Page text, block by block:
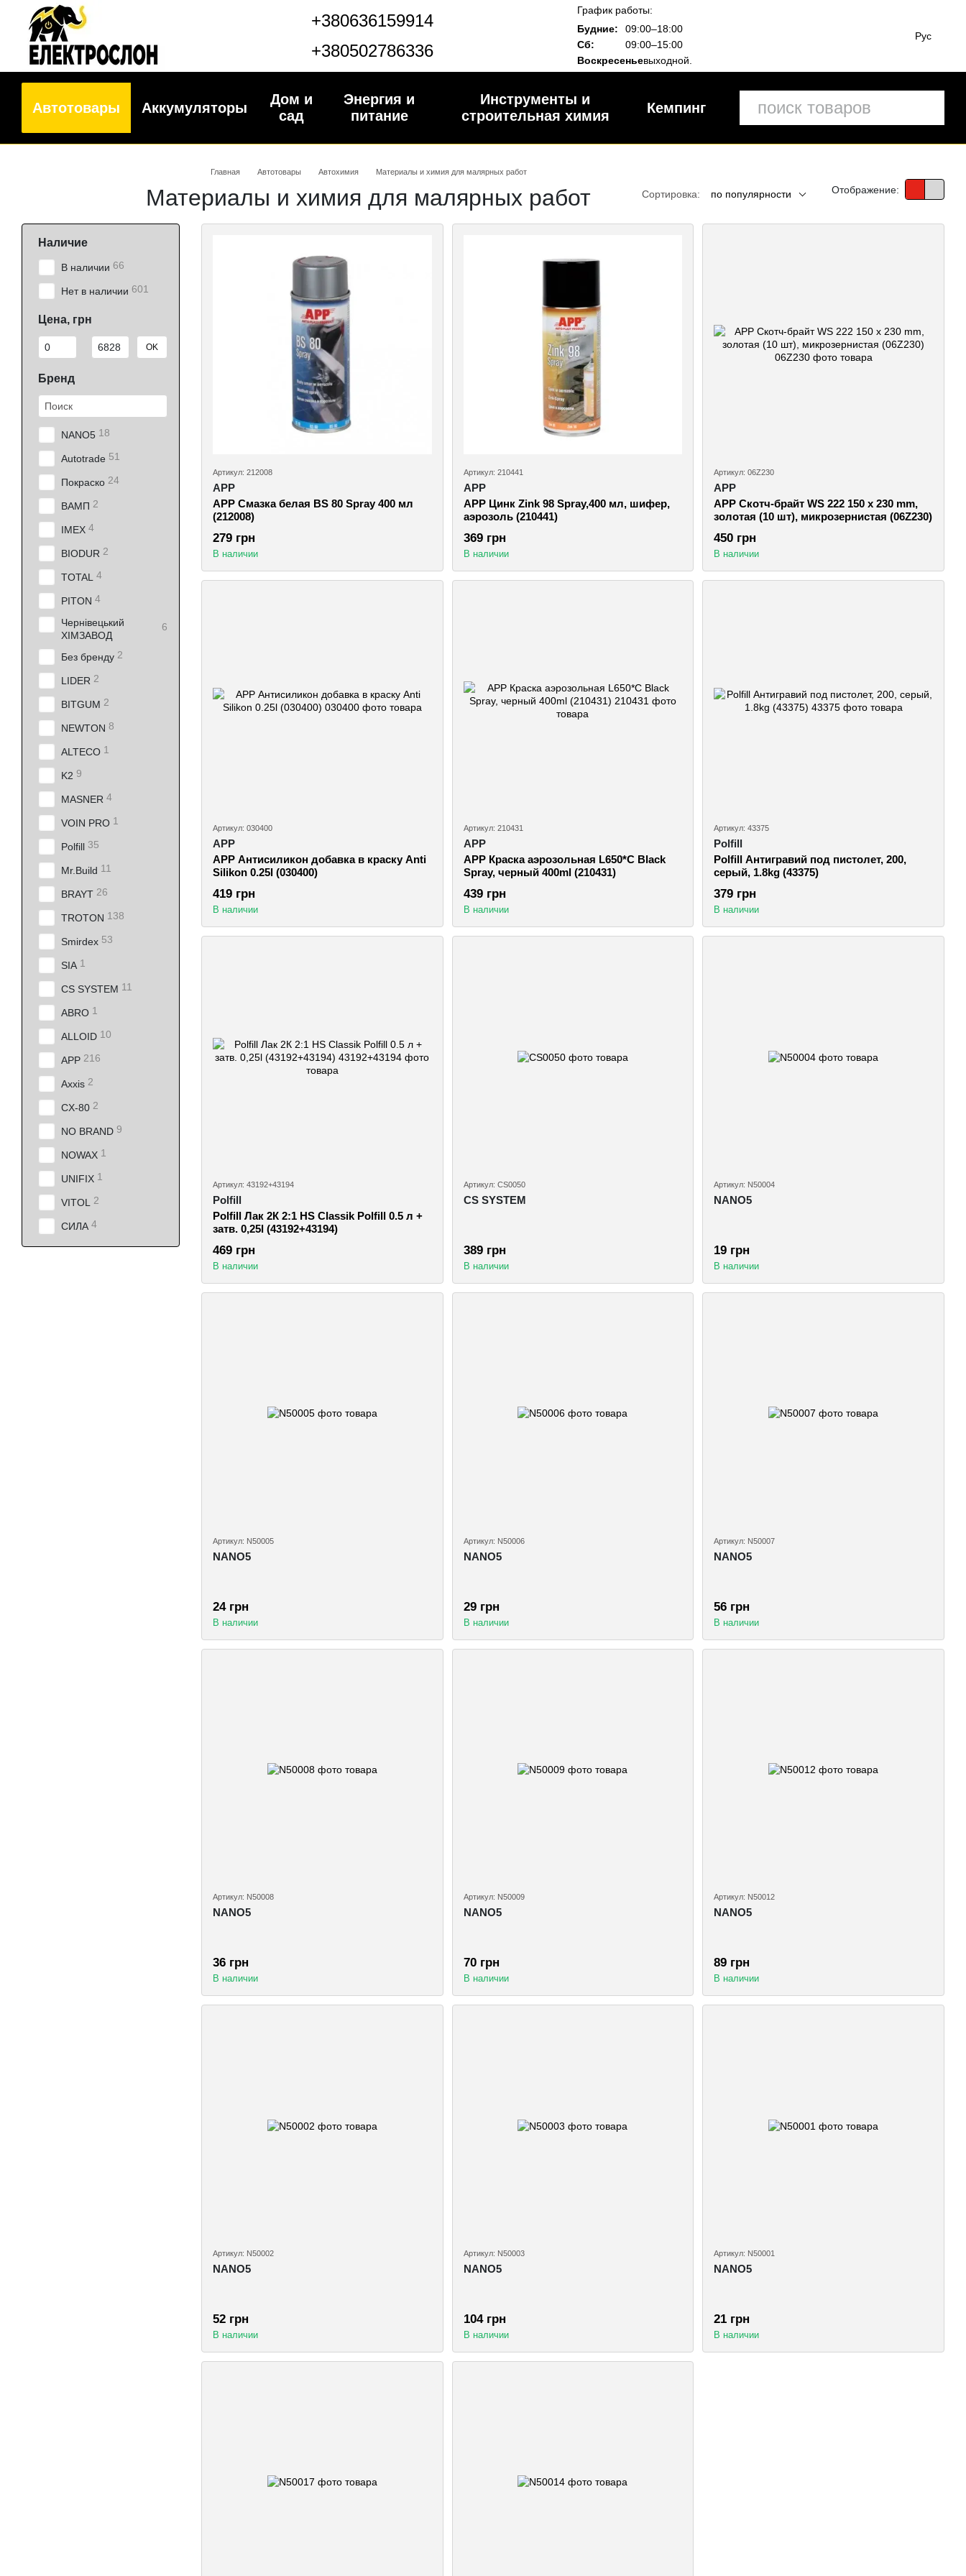
Перейти к основному контенту
+380636159914
+380502786336
График работы:
Будние:
09:00–18:00
Сб:
09:00–15:00
Воскресеньевыходной.
Рус
Автотовары Аккумуляторы
Дом и
сад
Энергия и
питание
Инструменты и
строительная химия
Кемпинг
Главная Автотовары Автохимия Материалы и химия для малярных работ
Материалы и химия для малярных работ Сортировка: по популярности Отображение:
Артикул: 212008
APP
APP Смазка белая BS 80 Spray 400 мл
(212008)
279 грн
В наличии
Артикул: 210441
APP
APP Цинк Zink 98 Spray,400 мл, шифер,
аэрозоль (210441)
369 грн
В наличии
Артикул: 06Z230
APP
APP Скотч-брайт WS 222 150 x 230 mm,
золотая (10 шт), микрозернистая (06Z230)
450 грн
В наличии
Артикул: 030400
APP
APP Антисиликон добавка в краску Anti
Silikon 0.25l (030400)
419 грн
В наличии
Артикул: 210431
APP
APP Краска аэрозольная L650*C Black
Spray, черный 400ml (210431)
439 грн
В наличии
Артикул: 43375
Polfill
Polfill Антигравий под пистолет, 200,
cерый, 1.8kg (43375)
379 грн
В наличии
Артикул: 43192+43194
Polfill
Polfill Лак 2К 2:1 HS Classik Polfill 0.5 л +
затв. 0,25l (43192+43194)
469 грн
В наличии
Артикул: CS0050
CS SYSTEM
389 грн
В наличии
Артикул: N50004
NANO5
19 грн
В наличии
Артикул: N50005
NANO5
24 грн
В наличии
Артикул: N50006
NANO5
29 грн
В наличии
Артикул: N50007
NANO5
56 грн
В наличии
Артикул: N50008
NANO5
36 грн
В наличии
Артикул: N50009
NANO5
70 грн
В наличии
Артикул: N50012
NANO5
89 грн
В наличии
Артикул: N50002
NANO5
52 грн
В наличии
Артикул: N50003
NANO5
104 грн
В наличии
Артикул: N50001
NANO5
21 грн
В наличии
Наличие
В наличии 66
Нет в наличии 601
Цена, грн
От Цена, грн
До Цена, грн OK
Бренд
NANO5 18
Autotrade 51
Покраско 24
ВАМП 2
IMEX 4
BIODUR 2
TOTAL 4
PITON 4
Чернівецький
ХІМЗАВОД
6
Без бренду 2
LIDER 2
BITGUM 2
NEWTON 8
ALTECO 1
K2 9
MASNER 4
VOIN PRO 1
Polfill 35
Mr.Build 11
BRAYT 26
TROTON 138
Smirdex 53
SIA 1
CS SYSTEM 11
ABRO 1
ALLOID 10
APP 216
Axxis 2
CX-80 2
NO BRAND 9
NOWAX 1
UNIFIX 1
VITOL 2
СИЛА 4